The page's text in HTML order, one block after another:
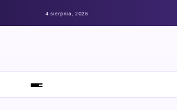
4 sierpnia, 2026